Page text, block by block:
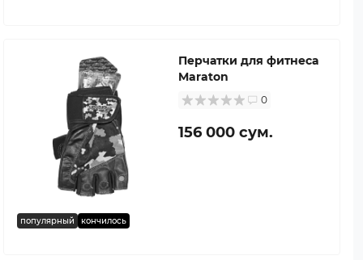
популярный кончилось
Перчатки для фитнеса
Maraton
0
156 000 сум.